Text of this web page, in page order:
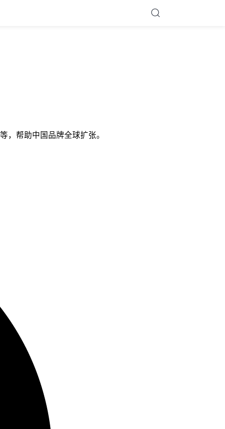
，帮助中国品牌全球扩张。